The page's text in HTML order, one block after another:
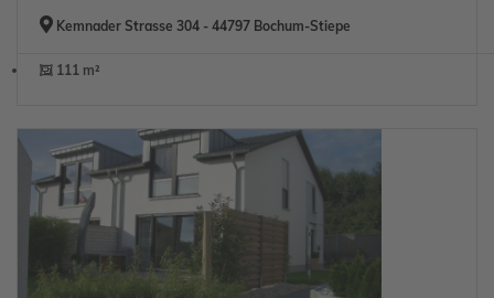
Kemnader Strasse 304 - 44797 Bochum-Stiepe
111 m²